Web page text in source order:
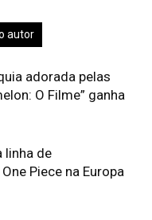
autor
adorada pelas
O Filme” ganha
linha de
Piece na Europa